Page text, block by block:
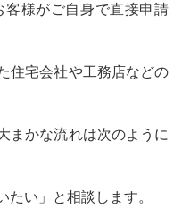
様がご自身で直接申請
住宅会社や工務店などの
まかな流れは次のように
たい」と相談します。